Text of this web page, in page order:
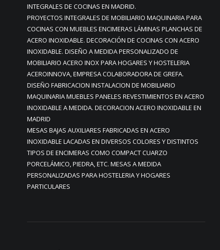
INTEGRALES DE COCINAS EN MADRID.
PROYECTOS INTEGRALES DE MOBILIARIO MAQUINARIA PARA
COCINAS CON MUEBLES ENCIMERAS LÁMINAS PLANCHAS DE
ACERO INOXIDABLE. DECORACIÓN DE COCINAS CON ACERO
INOXIDABLE. DISEÑO A MEDIDA PERSONALIZADO DE
MOBILIARIO ACERO INOX PARA HOGARES Y HOSTELERIA
ACEROINNOVA, EMPRESA COLABORADORA DE GREFA.
DISEÑO FABRICACION INSTALACION DE MOBILIARIO
MAQUINARIA MUEBLES PANELES REVESTIMIENTOS EN ACERO
INOXIDABLE A MEDIDA. DECORACION ACERO INOXIDABLE EN
MADRID
MESAS BAJAS AUXILIARES FABRICADAS EN ACERO
INOXIDABLE LACADAS EN DIVERSOS COLORES Y DISTINTOS
TIPOS DE ENCIMERAS COMO COMPACT CUARZO
PORCELÁMICO, PIEDRA, ETC. MESAS A MEDIDA
PERSONALIZADAS PARA HOSTELERIA Y HOGARES
PARTICULARES